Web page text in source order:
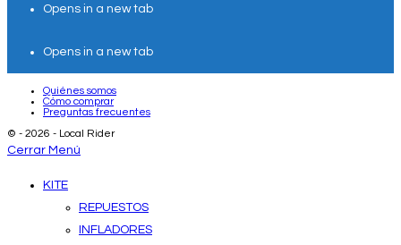
Opens in a new tab
Opens in a new tab
Quiénes somos
Cómo comprar
Preguntas frecuentes
© - 2026 - Local Rider
Cerrar Menú
KITE
REPUESTOS
INFLADORES